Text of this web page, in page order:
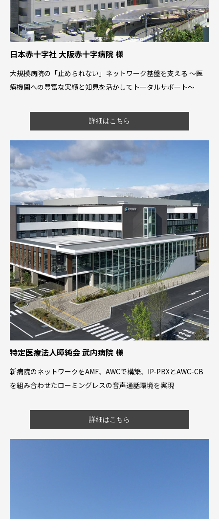
日本赤十字社 大阪赤十字病院 様
大規模病院の「止められない」ネットワーク基盤を支える 〜医
療機関への豊富な実績と知見を活かしてトータルサポート〜
詳細はこちら
特定医療法人暲純会 武内病院 様
新病院のネットワークをAMF、AWCで構築、IP-PBXとAWC-CB
を組み合わせたローミングレスの音声通話環境を実現
詳細はこちら